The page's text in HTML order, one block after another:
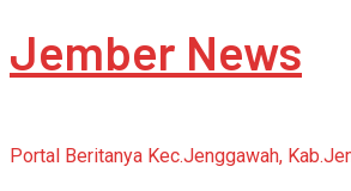
Jember News
Portal Beritanya Kec.Jenggawah,